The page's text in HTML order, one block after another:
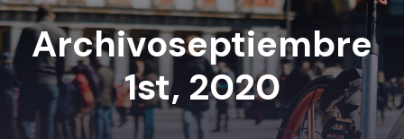
Archivoseptiembre
1st, 2020